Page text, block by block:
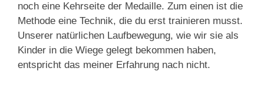
noch eine Kehrseite der Medaille. Zum einen ist die
Methode eine Technik, die du erst trainieren musst.
Unserer natürlichen Laufbewegung, wie wir sie als
Kinder in die Wiege gelegt bekommen haben,
entspricht das meiner Erfahrung nach nicht.